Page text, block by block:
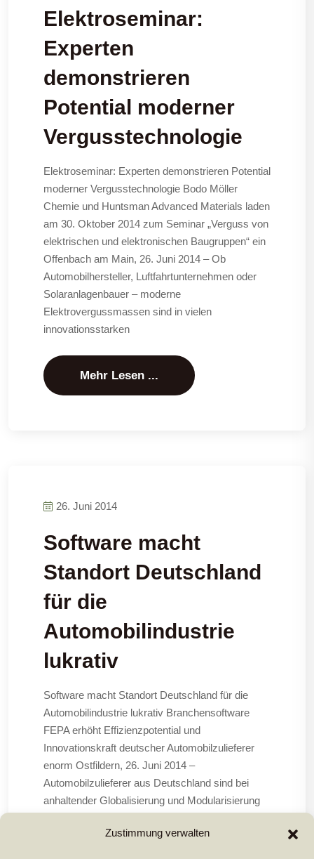
Zustimmung verwalten
Elektroseminar:
Experten
demonstrieren
Potential moderner
Vergusstechnologie
Elektroseminar: Experten demonstrieren Potential
moderner Vergusstechnologie Bodo Möller
Chemie und Huntsman Advanced Materials laden
am 30. Oktober 2014 zum Seminar „Verguss von
elektrischen und elektronischen Baugruppen“ ein
Offenbach am Main, 26. Juni 2014 – Ob
Automobilhersteller, Luftfahrtunternehmen oder
Solaranlagenbauer – moderne
Elektrovergussmassen sind in vielen
innovationsstarken
Mehr Lesen ...
26. Juni 2014
Software macht
Standort Deutschland
für die
Automobilindustrie
lukrativ
Software macht Standort Deutschland für die
Automobilindustrie lukrativ Branchensoftware
FEPA erhöht Effizienzpotential und
Innovationskraft deutscher Automobilzulieferer
enorm Ostfildern, 26. Juni 2014 –
Automobilzulieferer aus Deutschland sind bei
anhaltender Globalisierung und Modularisierung
in Germany“ reicht alleine nicht mehr aus, um